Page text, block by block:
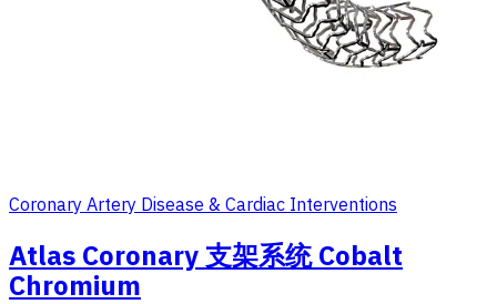
Coronary Artery Disease & Cardiac Interventions
Atlas Coronary 支架系统 Cobalt
Chromium